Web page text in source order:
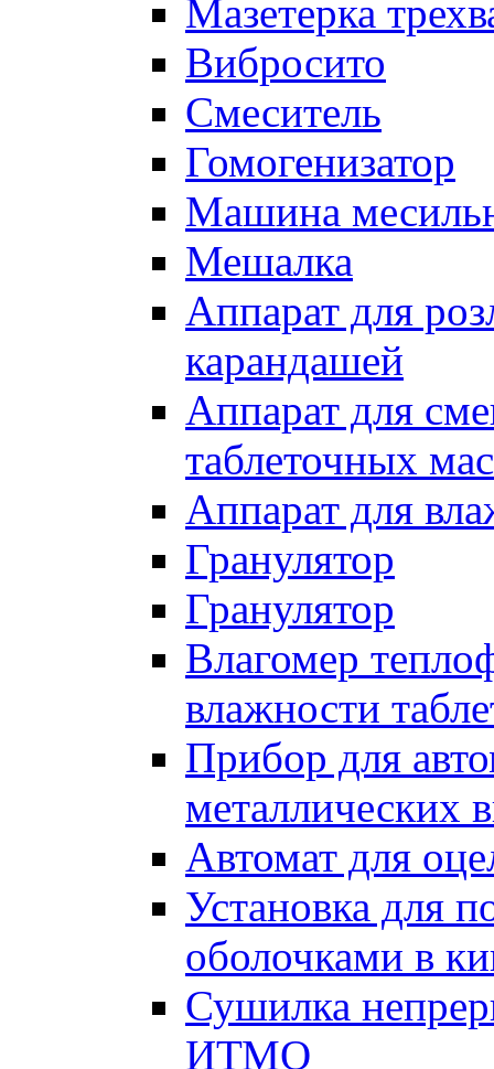
Мазетерка
Вибросито
Смеситель
Гомогенизатор
Машина
Мешалка
Аппарат для
карандашей
Аппарат для
таблеточных
Аппарат для
Гранулятор
Гранулятор
Влагомер
влажности
Прибор для
металлических
Автомат для
Установка для
оболочками в
Сушилка
ИТМО